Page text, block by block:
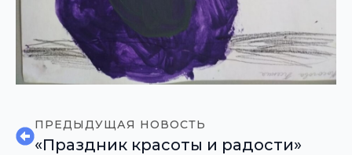
ПРЕДЫДУЩАЯ НОВОСТЬ
«Праздник красоты и радости»